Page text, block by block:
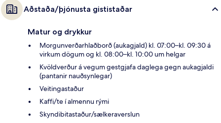
Aðstaða/þjónusta gististaðar
Matur og drykkur
Morgunverðarhlaðborð (aukagjald) kl. 07:00–kl. 09:30 á
virkum dögum og kl. 08:00–kl. 10:00 um helgar
Kvöldverður á vegum gestgjafa daglega gegn aukagjaldi
(pantanir nauðsynlegar)
Veitingastaður
Kaffi/te í almennu rými
Skyndibitastaður/sælkeraverslun